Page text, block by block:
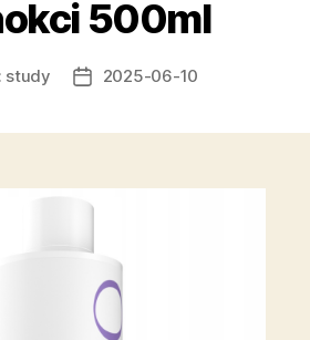
500ml
study
Data2025-06-10